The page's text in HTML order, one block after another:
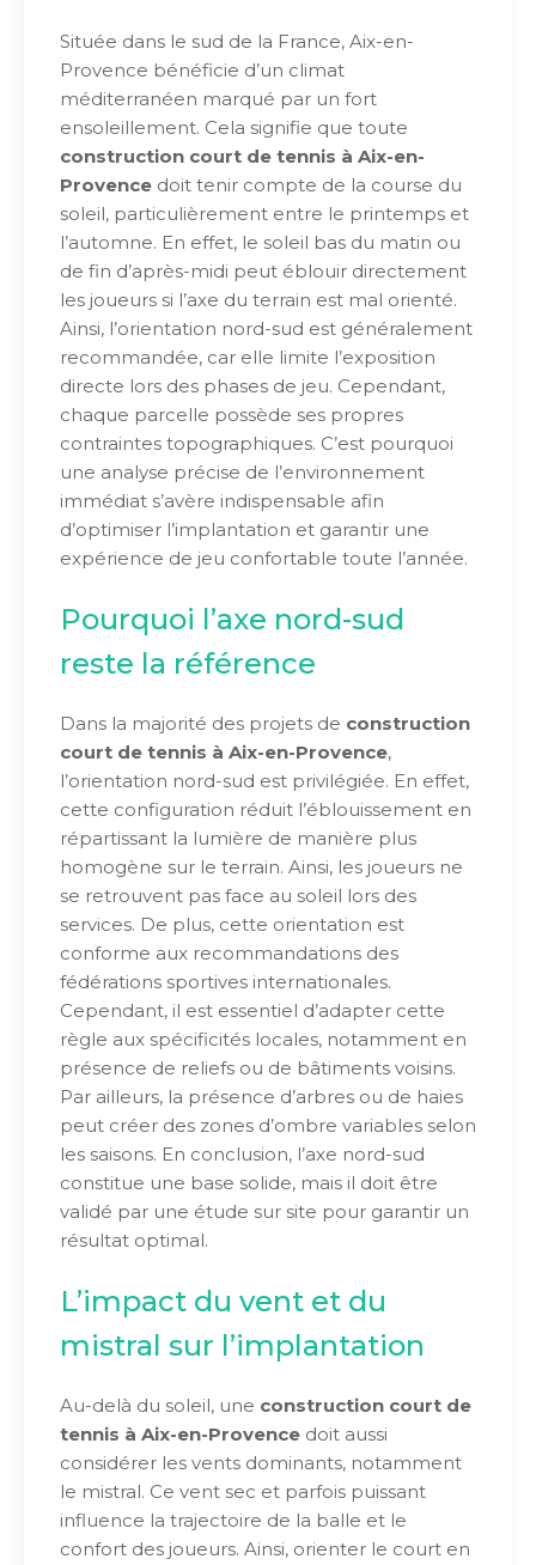
Située dans le sud de la France, Aix-en-
Provence bénéficie d’un climat
méditerranéen marqué par un fort
ensoleillement. Cela signifie que toute
construction court de tennis à Aix-en-
Provence doit tenir compte de la course du
soleil, particulièrement entre le printemps et
l’automne. En effet, le soleil bas du matin ou
de fin d’après-midi peut éblouir directement
les joueurs si l’axe du terrain est mal orienté.
Ainsi, l’orientation nord-sud est généralement
recommandée, car elle limite l’exposition
directe lors des phases de jeu. Cependant,
chaque parcelle possède ses propres
contraintes topographiques. C’est pourquoi
une analyse précise de l’environnement
immédiat s’avère indispensable afin
d’optimiser l’implantation et garantir une
expérience de jeu confortable toute l’année.
Pourquoi l’axe nord-sud
reste la référence
Dans la majorité des projets de construction
court de tennis à Aix-en-Provence,
l’orientation nord-sud est privilégiée. En effet,
cette configuration réduit l’éblouissement en
répartissant la lumière de manière plus
homogène sur le terrain. Ainsi, les joueurs ne
se retrouvent pas face au soleil lors des
services. De plus, cette orientation est
conforme aux recommandations des
fédérations sportives internationales.
Cependant, il est essentiel d’adapter cette
règle aux spécificités locales, notamment en
présence de reliefs ou de bâtiments voisins.
Par ailleurs, la présence d’arbres ou de haies
peut créer des zones d’ombre variables selon
les saisons. En conclusion, l’axe nord-sud
constitue une base solide, mais il doit être
validé par une étude sur site pour garantir un
résultat optimal.
L’impact du vent et du
mistral sur l’implantation
Au-delà du soleil, une construction court de
tennis à Aix-en-Provence doit aussi
considérer les vents dominants, notamment
le mistral. Ce vent sec et parfois puissant
influence la trajectoire de la balle et le
confort des joueurs. Ainsi, orienter le court en